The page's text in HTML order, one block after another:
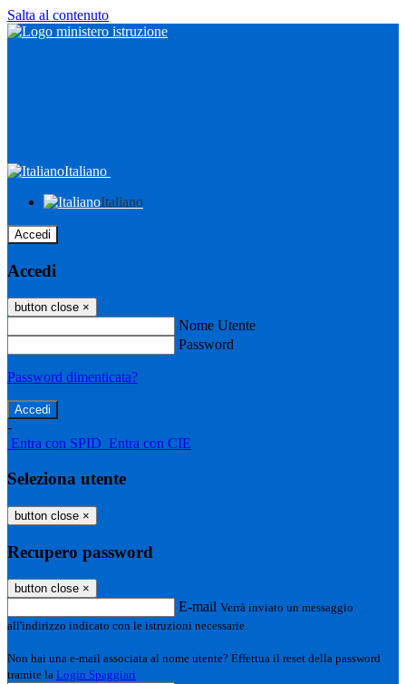
Salta al contenuto
Italiano
Italiano
Accedi
Accedi
button close ×
Nome Utente
Password
Password dimenticata?
-
Entra con SPID Entra con CIE
Seleziona utente
button close ×
Recupero password
button close ×
E-mail Verrà inviato un messaggio
all'indirizzo indicato con le istruzioni necessarie.
Non hai una e-mail associata al nome utente? Effettua il reset della password
tramite la Login Spaggiari